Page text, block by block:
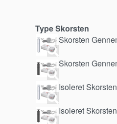
Type Skorsten
Skorsten
Skorsten
Isoleret
Isoleret